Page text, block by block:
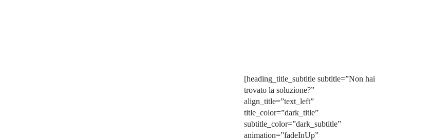
[heading_title_subtitle subtitle=”Non hai
trovato la soluzione?”
align_title=”text_left”
title_color=”dark_title”
subtitle_color=”dark_subtitle”
animation=”fadeInUp”